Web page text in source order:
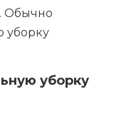
Обычно
уборку
уборку